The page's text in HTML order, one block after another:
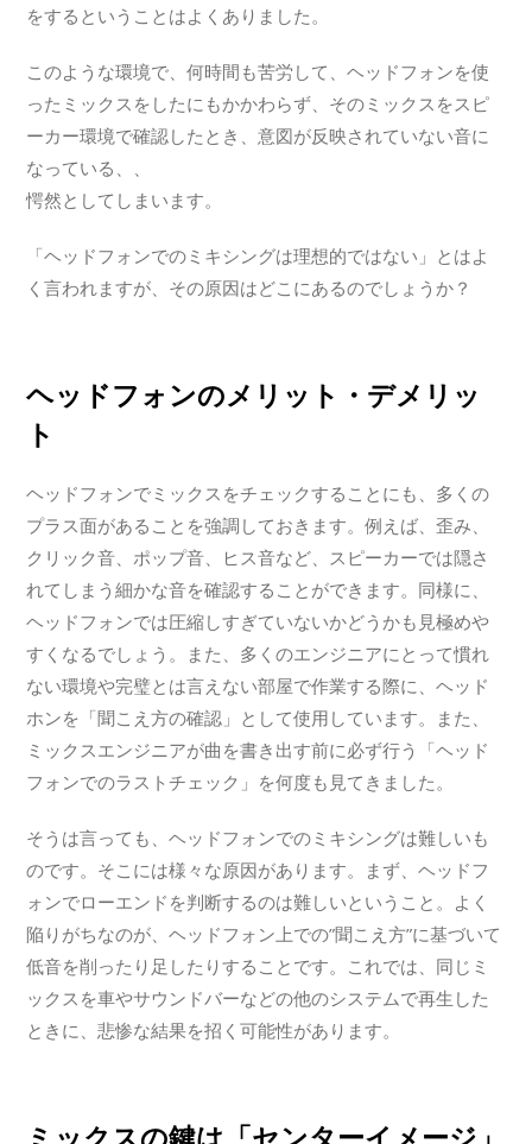
をするということはよくありました。
このような環境で、何時間も苦労して、ヘッドフォンを使
ったミックスをしたにもかかわらず、そのミックスをスピ
ーカー環境で確認したとき、意図が反映されていない音に
なっている、、
愕然としてしまいます。
「ヘッドフォンでのミキシングは理想的ではない」とはよ
く言われますが、その原因はどこにあるのでしょうか？
ヘッドフォンのメリット・デメリッ
ト
ヘッドフォンでミックスをチェックすることにも、多くの
プラス面があることを強調しておきます。例えば、歪み、
クリック音、ポップ音、ヒス音など、スピーカーでは隠さ
れてしまう細かな音を確認することができます。同様に、
ヘッドフォンでは圧縮しすぎていないかどうかも見極めや
すくなるでしょう。また、多くのエンジニアにとって慣れ
ない環境や完璧とは言えない部屋で作業する際に、ヘッド
ホンを「聞こえ方の確認」として使用しています。また、
ミックスエンジニアが曲を書き出す前に必ず行う「ヘッド
フォンでのラストチェック」を何度も見てきました。
そうは言っても、ヘッドフォンでのミキシングは難しいも
のです。そこには様々な原因があります。まず、ヘッドフ
ォンでローエンドを判断するのは難しいということ。よく
陥りがちなのが、ヘッドフォン上での”聞こえ方”に基づいて
低音を削ったり足したりすることです。これでは、同じミ
ックスを車やサウンドバーなどの他のシステムで再生した
ときに、悲惨な結果を招く可能性があります。